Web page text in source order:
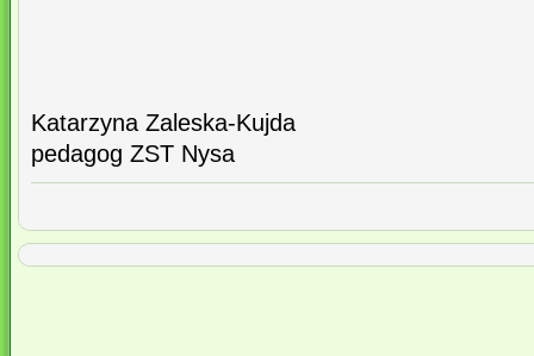
Katarzyna Zaleska-Kujda
pedagog ZST Nysa